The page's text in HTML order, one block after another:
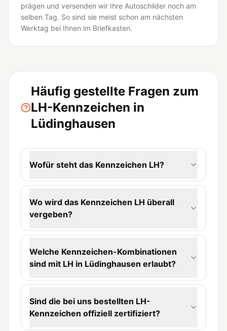
prägen und versenden wir Ihre Autoschilder noch am
selben Tag. So sind sie meist schon am nächsten
Werktag bei Ihnen im Briefkasten.
Häufig gestellte Fragen zum
LH-Kennzeichen in
Lüdinghausen
Wofür steht das Kennzeichen LH?
Wo wird das Kennzeichen LH überall
vergeben?
Welche Kennzeichen-Kombinationen
sind mit LH in Lüdinghausen erlaubt?
Sind die bei uns bestellten LH-
Kennzeichen offiziell zertifiziert?